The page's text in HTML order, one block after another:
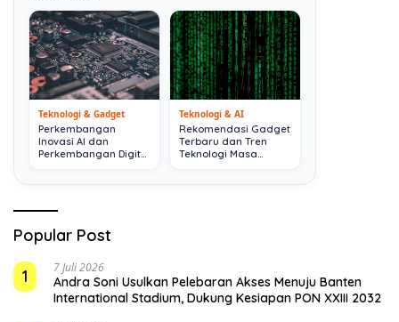
Teknologi & Gadget
Perkembangan
Inovasi AI dan
Perkembangan Digital
Teknologi & AI
Rekomendasi Gadget
Terbaru dan Tren
Teknologi Masa
Popular Post
1
7 Juli 2026
Andra Soni Usulkan Pelebaran Akses Menuju Banten
International Stadium, Dukung Kesiapan PON XXIII 2032